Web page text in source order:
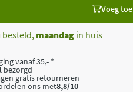
Voeg toe
besteld, maandag in huis
vanaf 35,- *
bezorgd
gratis retourneren
ons met8,8/10